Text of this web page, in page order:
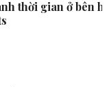
thời gian ở bên